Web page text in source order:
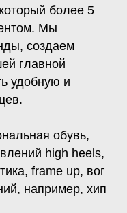
более 5
Мы
создаем
главной
удобную и
обувь,
high heels,
frame up, вог
например, хип